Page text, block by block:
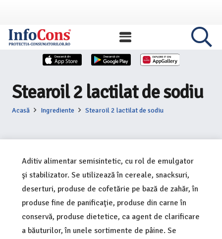
Stearoil 2 lactilat de sodiu
Acasă Ingrediente Stearoil 2 lactilat de sodiu
Aditiv alimentar semisintetic, cu rol de emulgator
şi stabilizator. Se utilizează în cereale, snacksuri,
deserturi, produse de cofetărie pe bază de zahăr, în
produse fine de panificaţie, produse din carne în
conservă, produse dietetice, ca agent de clarificare
a băuturilor, în unele sortimente de pâine. Se